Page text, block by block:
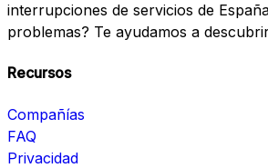
interrupciones de servicios de
problemas? Te ayudamos a
Recursos
Compañías
FAQ
Privacidad